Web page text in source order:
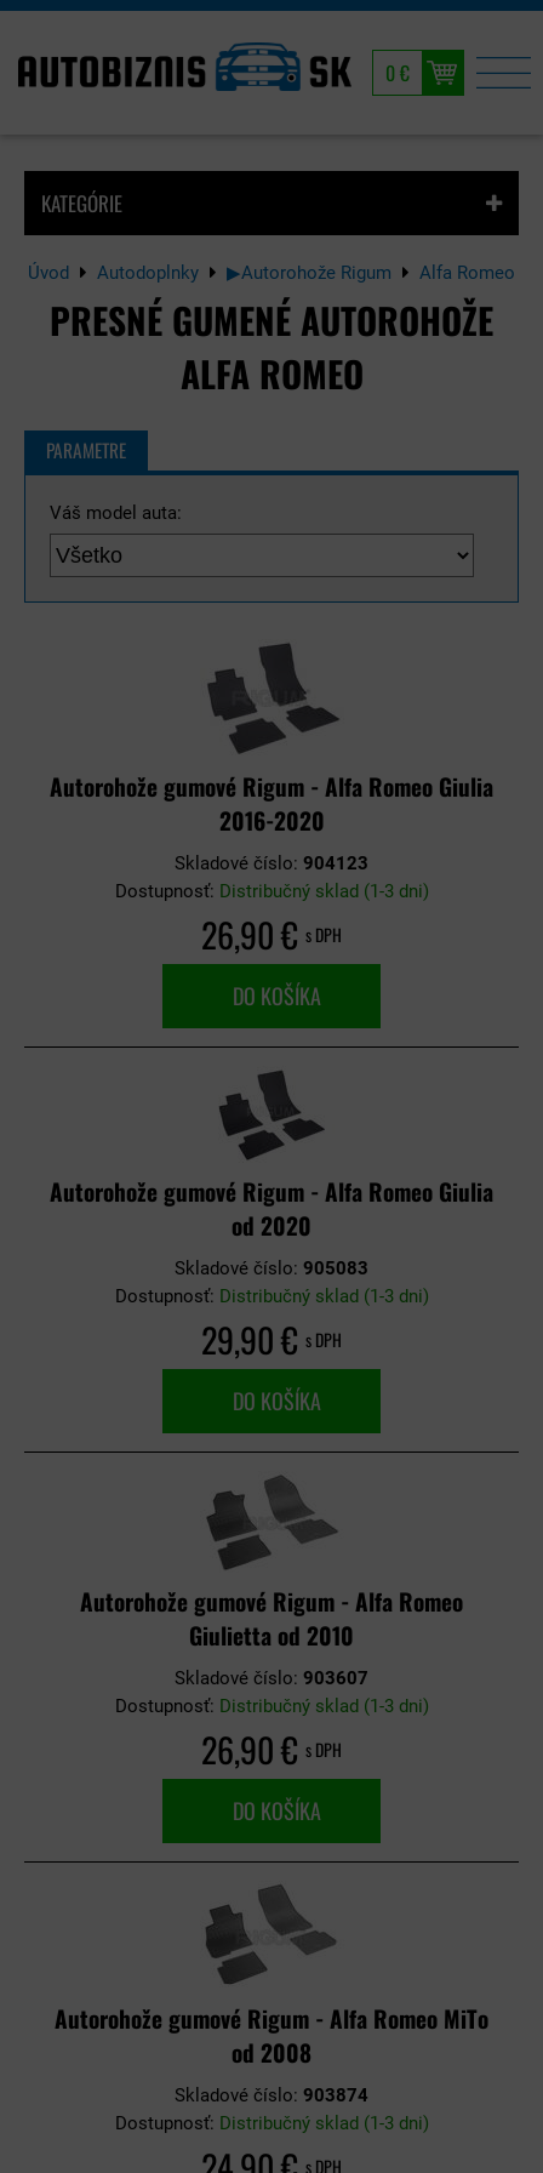
0 €
Úvod Autodoplnky ▶Autorohože Rigum Alfa Romeo
PRESNÉ GUMENÉ AUTOROHOŽE
ALFA ROMEO
KATEGÓRIE
PARAMETRE
Váš model auta:
Autorohože gumové Rigum - Alfa Romeo Giulia
2016-2020
Skladové číslo: 904123
Dostupnosť: Distribučný sklad (1-3 dni)
26,90 € s DPH
DO KOŠÍKA
Autorohože gumové Rigum - Alfa Romeo Giulia
od 2020
Skladové číslo: 905083
Dostupnosť: Distribučný sklad (1-3 dni)
29,90 € s DPH
DO KOŠÍKA
Autorohože gumové Rigum - Alfa Romeo
Giulietta od 2010
Skladové číslo: 903607
Dostupnosť: Distribučný sklad (1-3 dni)
26,90 € s DPH
DO KOŠÍKA
Autorohože gumové Rigum - Alfa Romeo MiTo
od 2008
Skladové číslo: 903874
Dostupnosť: Distribučný sklad (1-3 dni)
s DPH